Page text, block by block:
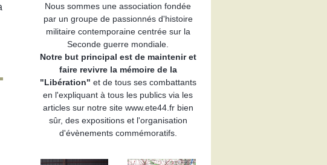
Nous sommes une association fondée
par un groupe de passionnés d'histoire
militaire contemporaine centrée sur la
Seconde guerre mondiale.
Notre but principal est de maintenir et
faire revivre la mémoire de la
"Libération" et de tous ses combattants
en l'expliquant à tous les publics via les
articles sur notre site www.ete44.fr bien
sûr, des expositions et l'organisation
d'évènements commémoratifs.